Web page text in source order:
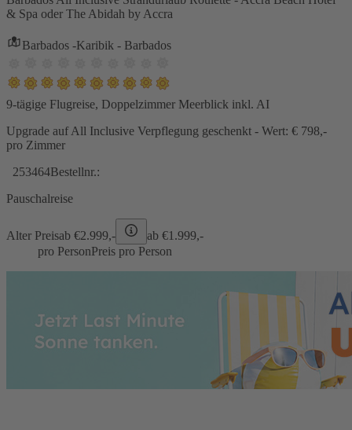
& Spa oder The Abidah by Accra
Barbados -Karibik - Barbados
9-tägige Flugreise, Doppelzimmer Meerblick inkl. AI
Upgrade auf All Inclusive Verpflegung geschenkt - Wert: € 798,-
pro Zimmer
253464Bestellnr.:
Pauschalreise
Alter Preisab €2.999,- ab €1.999,-
pro PersonPreis pro Person